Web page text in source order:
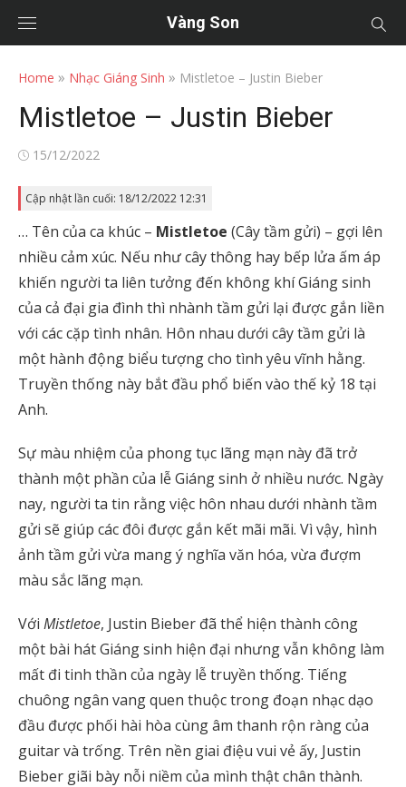
Vàng Son
Home » Nhạc Giáng Sinh » Mistletoe – Justin Bieber
Mistletoe – Justin Bieber
Posted
15/12/2022
Cập nhật lần cuối: 18/12/2022 12:31
… Tên của ca khúc – Mistletoe (Cây tầm gửi) – gợi lên
nhiều cảm xúc. Nếu như cây thông hay bếp lửa ấm áp
khiến người ta liên tưởng đến không khí Giáng sinh
của cả đại gia đình thì nhành tầm gửi lại được gắn liền
với các cặp tình nhân. Hôn nhau dưới cây tầm gửi là
một hành động biểu tượng cho tình yêu vĩnh hằng.
Truyền thống này bắt đầu phổ biến vào thế kỷ 18 tại
Anh.
Sự màu nhiệm của phong tục lãng mạn này đã trở
thành một phần của lễ Giáng sinh ở nhiều nước. Ngày
nay, người ta tin rằng việc hôn nhau dưới nhành tầm
gửi sẽ giúp các đôi được gắn kết mãi mãi. Vì vậy, hình
ảnh tầm gửi vừa mang ý nghĩa văn hóa, vừa đượm
màu sắc lãng mạn.
Với Mistletoe, Justin Bieber đã thể hiện thành công
một bài hát Giáng sinh hiện đại nhưng vẫn không làm
mất đi tinh thần của ngày lễ truyền thống. Tiếng
chuông ngân vang quen thuộc trong đoạn nhạc dạo
đầu được phối hài hòa cùng âm thanh rộn ràng của
guitar và trống. Trên nền giai điệu vui vẻ ấy, Justin
Bieber giãi bày nỗi niềm của mình thật chân thành.